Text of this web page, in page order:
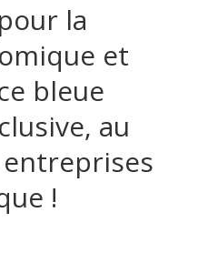
la
et
bleue
au
!